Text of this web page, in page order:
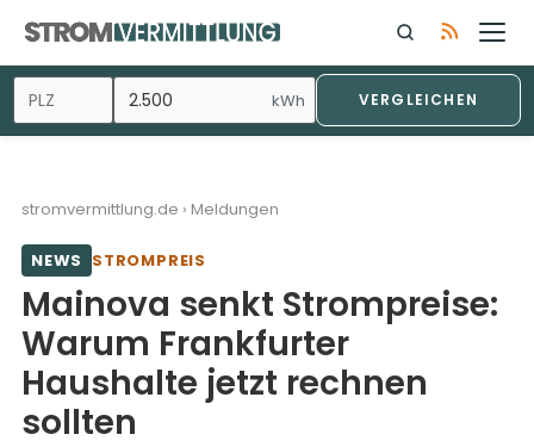
Inhalt
springen
kWh VERGLEICHEN
stromvermittlung.de › Meldungen
NEWS STROMPREIS
Mainova senkt Strompreise:
Warum Frankfurter
Haushalte jetzt rechnen
sollten